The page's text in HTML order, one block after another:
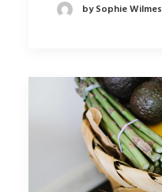
by Sophie Wilmes